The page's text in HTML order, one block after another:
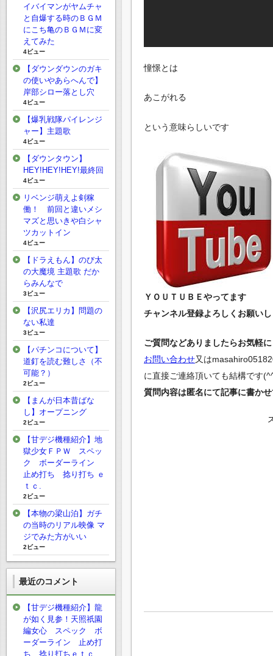
憧憬とは
あこがれる
という意味らしいです
ＹＯＵＴＵＢＥやってます
チャンネル登録よろしくお願い
ご質問などありましたらお気軽
お問い合わせ又は
に直接ご連絡頂いても結構です
質問内容は匿名にて記事に書か
イバイマンがヤムチャ
と自爆する時のＢＧＭ
にこち亀のＢＧＭに変
えてみた
4ビュー
【ダウンダウンのガキ
の使いやあらへんで】
岸部シロー落とし穴
4ビュー
【爆乳戦隊パイレンジ
ャー】主題歌
4ビュー
【ダウンタウン】
HEY!HEY!HEY!最終回
4ビュー
リベンジ萌えよ剣稼
働！ 前回と違いメシ
マズと思いきや白シャ
ツカットイン
4ビュー
【ドラえもん】のび太
の大魔境 主題歌 だか
らみんなで
3ビュー
【沢尻エリカ】問題の
ない私達
3ビュー
【パチンコについて】
道釘を読む難しさ（不
可能？）
2ビュー
【まんが日本昔ばな
し】オープニング
2ビュー
【甘デジ機種紹介】地
獄少女ＦＰＷ スペッ
ク ボーダーライン
止め打ち 捻り打ち ｅ
ｔｃ.
2ビュー
【本物の梁山泊】ガチ
の当時のリアル映像 マ
ジでみた方がいい
2ビュー
最近のコメント
【甘デジ機種紹介】龍
が如く見参！天照祇園
編女心 スペック ボ
ーダーライン 止め打
ち 捻り打ちｅｔｃ.